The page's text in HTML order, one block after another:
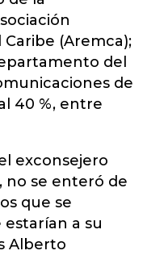
(Aremca);
del
de
40 %, entre
exconsejero
no se enteró de
que se
a su
Alberto